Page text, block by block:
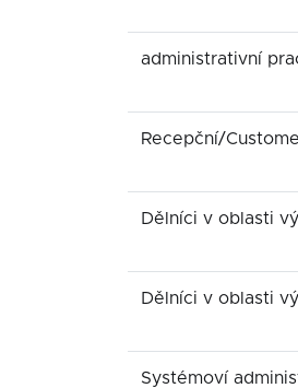
administrativní
Recepční/
Dělníci v oblasti
Dělníci v oblasti
Systémoví